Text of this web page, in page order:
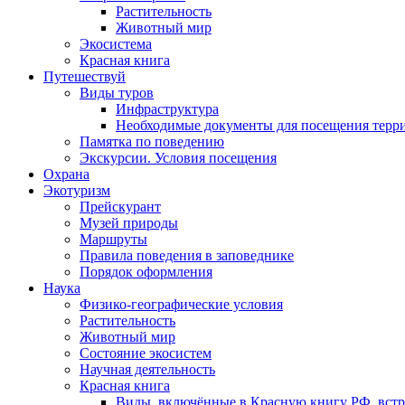
Растительность
Животный мир
Экосистема
Красная книга
Путешествуй
Виды туров
Инфраструктура
Необходимые документы для посещения
Памятка по поведению
Экскурсии. Условия посещения
Охрана
Экотуризм
Прейскурант
Музей природы
Маршруты
Правила поведения в заповеднике
Порядок оформления
Наука
Физико-географические условия
Растительность
Животный мир
Состояние экосистем
Научная деятельность
Красная книга
Виды, включённые в Красную книгу РФ,